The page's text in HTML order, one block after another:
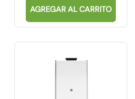
AGREGAR AL CARRITO